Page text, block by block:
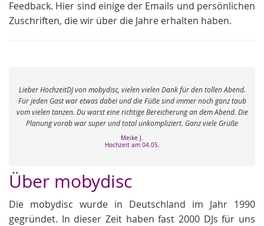
Feedback. Hier sind einige der Emails und persönlichen
Zuschriften, die wir über die Jahre erhalten haben.
Lieber HochzeitDJ von mobydisc, vielen vielen Dank für den tollen Abend.
Für jeden Gast war etwas dabei und die Füße sind immer noch ganz taub
vom vielen tanzen. Du warst eine richtige Bereicherung an dem Abend. Die
Planung vorab war super und total unkompliziert. Ganz viele Grüße
Meike J.
Hochzeit am 04.05.
Über mobydisc
Die mobydisc wurde in Deutschland im Jahr 1990
gegründet. In dieser Zeit haben fast 2000 DJs für uns